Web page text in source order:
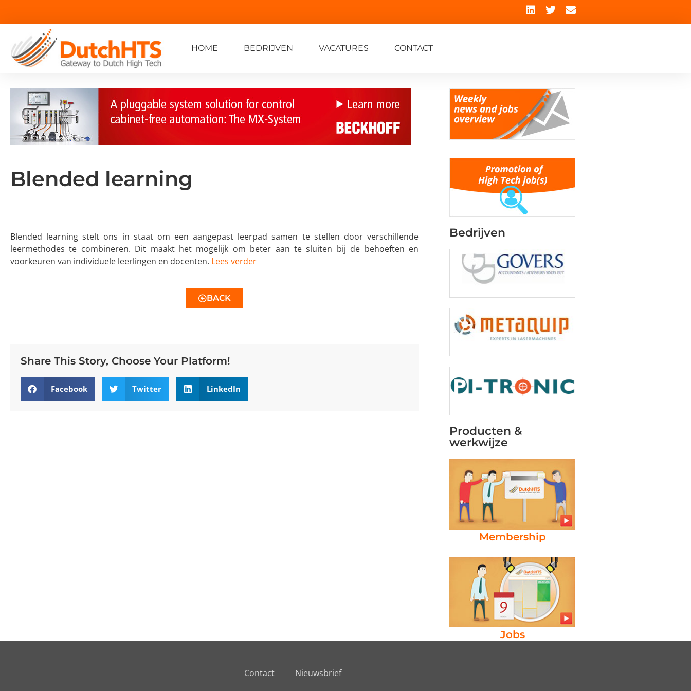
HOME BEDRIJVEN VACATURES CONTACT
Blended learning
Blended learning stelt ons in staat om een aangepast leerpad samen te stellen door verschillende
leermethodes te combineren. Dit maakt het mogelijk om beter aan te sluiten bij de behoeften en
voorkeuren van individuele leerlingen en docenten. Lees verder
BACK
Share This Story, Choose Your Platform!
Facebook Twitter LinkedIn
Bedrijven
Producten &
werkwijze
Membership
Jobs
Contact Nieuwsbrief